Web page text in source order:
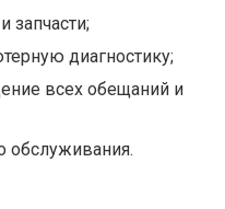
запчасти;
диагностику;
всех обещаний и
обслуживания.